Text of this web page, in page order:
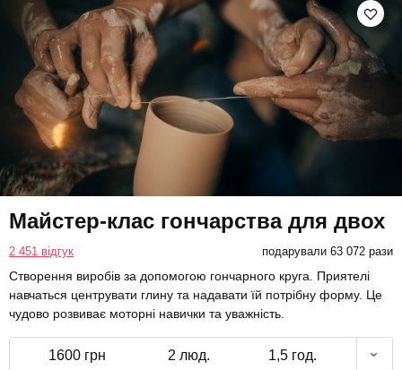
Майстер-клас гончарства для двох
2 451 відгук подарували 63 072 рази
Створення виробів за допомогою гончарного круга. Приятелі
навчаться центрувати глину та надавати їй потрібну форму. Це
чудово розвиває моторні навички та уважність.
1600 грн 2 люд. 1,5 год.